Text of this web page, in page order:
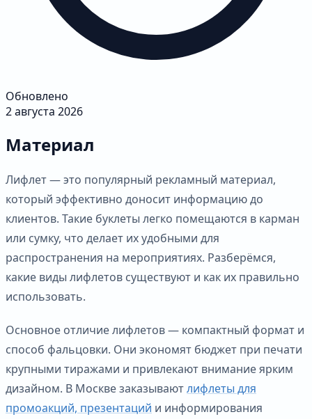
Обновлено
2 августа 2026
Материал
Лифлет — это популярный рекламный материал,
который эффективно доносит информацию до
клиентов. Такие буклеты легко помещаются в карман
или сумку, что делает их удобными для
распространения на мероприятиях. Разберёмся,
какие виды лифлетов существуют и как их правильно
использовать.
Основное отличие лифлетов — компактный формат и
способ фальцовки. Они экономят бюджет при печати
крупными тиражами и привлекают внимание ярким
дизайном. В Москве заказываютлифлеты для
промоакций, презентаций и информирования